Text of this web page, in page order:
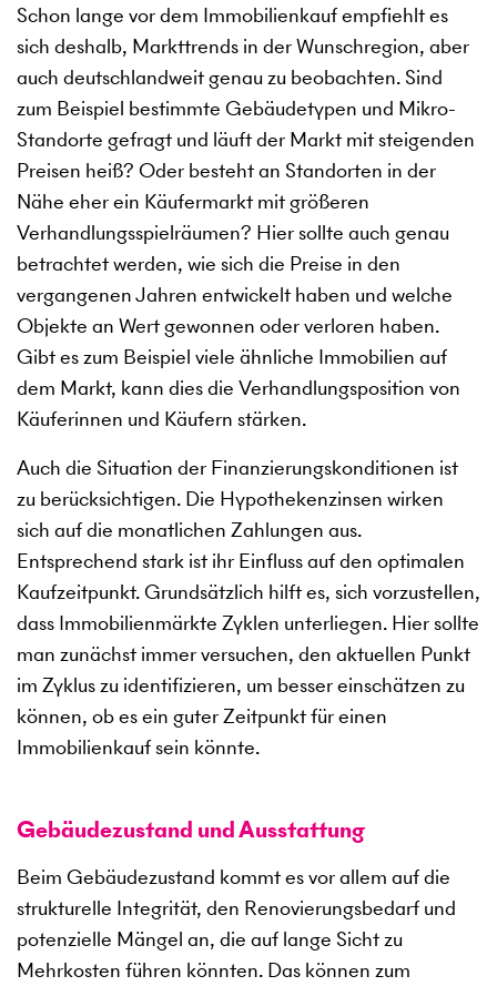
Schon lange vor dem Immobilienkauf empfiehlt es
sich deshalb, Markttrends in der Wunschregion, aber
auch deutschlandweit genau zu beobachten. Sind
zum Beispiel bestimmte Gebäudetypen und Mikro-
Standorte gefragt und läuft der Markt mit steigenden
Preisen heiß? Oder besteht an Standorten in der
Nähe eher ein Käufermarkt mit größeren
Verhandlungsspielräumen? Hier sollte auch genau
betrachtet werden, wie sich die Preise in den
vergangenen Jahren entwickelt haben und welche
Objekte an Wert gewonnen oder verloren haben.
Gibt es zum Beispiel viele ähnliche Immobilien auf
dem Markt, kann dies die Verhandlungsposition von
Käuferinnen und Käufern stärken.
Auch die Situation der Finanzierungskonditionen ist
zu berücksichtigen. Die Hypothekenzinsen wirken
sich auf die monatlichen Zahlungen aus.
Entsprechend stark ist ihr Einfluss auf den optimalen
Kaufzeitpunkt. Grundsätzlich hilft es, sich vorzustellen,
dass Immobilienmärkte Zyklen unterliegen. Hier sollte
man zunächst immer versuchen, den aktuellen Punkt
im Zyklus zu identifizieren, um besser einschätzen zu
können, ob es ein guter Zeitpunkt für einen
Immobilienkauf sein könnte.
Gebäudezustand und Ausstattung
Beim Gebäudezustand kommt es vor allem auf die
strukturelle Integrität, den Renovierungsbedarf und
potenzielle Mängel an, die auf lange Sicht zu
Mehrkosten führen könnten. Das können zum